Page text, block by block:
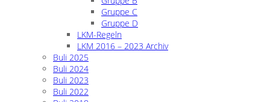
Gruppe C
Gruppe D
LKM-Regeln
LKM 2016 – 2023 Archiv
Buli 2025
Buli 2024
Buli 2023
Buli 2022